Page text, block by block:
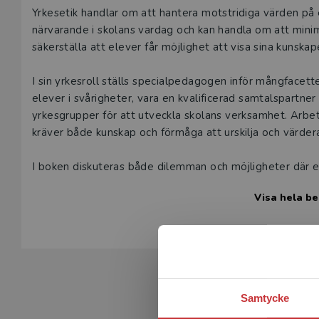
Samtycke
Beskrivning
Yrkesetik handlar om att hantera motstridiga värden
närvarande i skolans vardag och kan handla om att
säkerställa att elever får möjlighet att visa sina
I sin yrkesroll ställs specialpedagogen inför
elever i svårigheter, vara en kvalificerad
yrkesgrupper för att utveckla skolans verksamhet.
kräver både kunskap och förmåga att urskilja och
I boken diskuteras både dilemman och möjligheter
Boken vänder sig till blivande och praktiserande
Visa hela